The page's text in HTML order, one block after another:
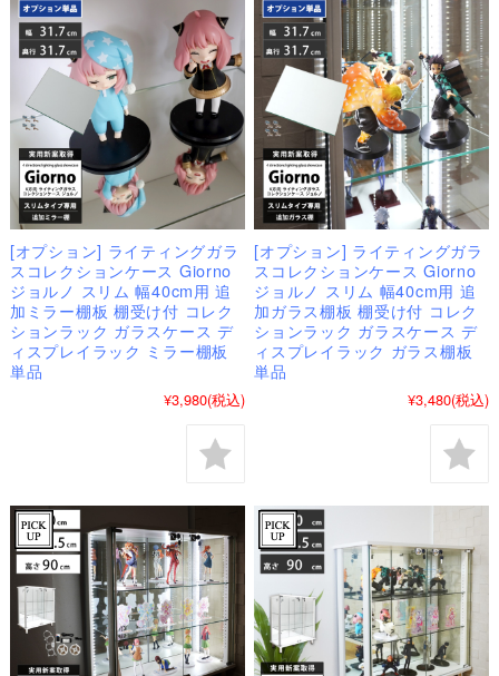
[オプション] ライティングガラ
スコレクションケース Giorno
ジョルノ スリム 幅40cm用 追
加ミラー棚板 棚受け付 コレク
ションラック ガラスケース デ
ィスプレイラック ミラー棚板
単品
¥3,980(税込)
[オプション] ライティングガラ
スコレクションケース Giorno
ジョルノ スリム 幅40cm用 追
加ガラス棚板 棚受け付 コレク
ションラック ガラスケース デ
ィスプレイラック ガラス棚板
単品
¥3,480(税込)